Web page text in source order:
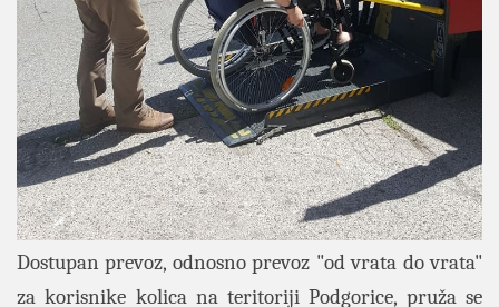
Dostupan prevoz, odnosno prevoz "od vrata do vrata"
za korisnike kolica na teritoriji Podgorice, pruža se